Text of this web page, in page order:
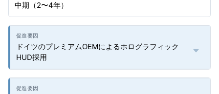
中期（2〜4年）
ドイツのプレミアムOEMによるホログラフィック
HUD採用